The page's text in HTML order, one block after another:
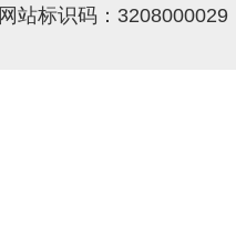
网站标识码：